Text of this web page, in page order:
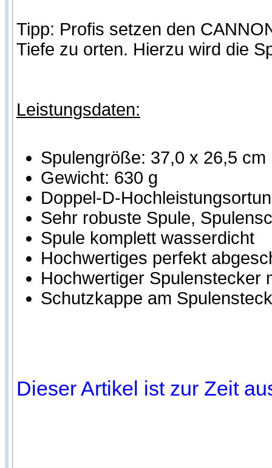
Tipp: Profis setzen den
Tiefe zu orten. Hierzu wird die
Leistungsdaten:
Spulengröße: 37,0 x 26,5 cm
Gewicht: 630 g
Doppel-D-
Sehr robuste Spule,
Spule komplett wasserdicht
Hochwertiges perfekt
Hochwertiger Spulenstecker
Schutzkappe am
Dieser Artikel ist zur Zeit